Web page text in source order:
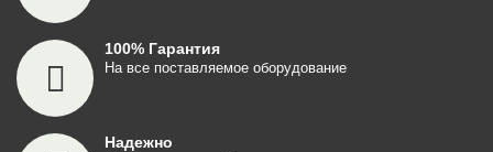
100% Гарантия
На все поставляемое оборудование
Надежно